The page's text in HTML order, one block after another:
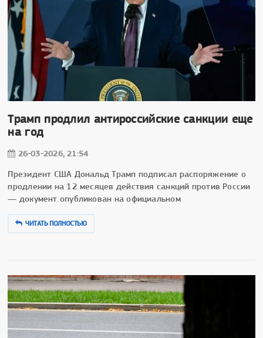
Трамп продлил антироссийские санкции еще
на год
26-03-2026, 21:54
Президент США Дональд Трамп подписал распоряжение о
продлении на 12 месяцев действия санкций против России
— документ опубликован на официальном
ЧИТАТЬ ПОЛНОСТЬЮ